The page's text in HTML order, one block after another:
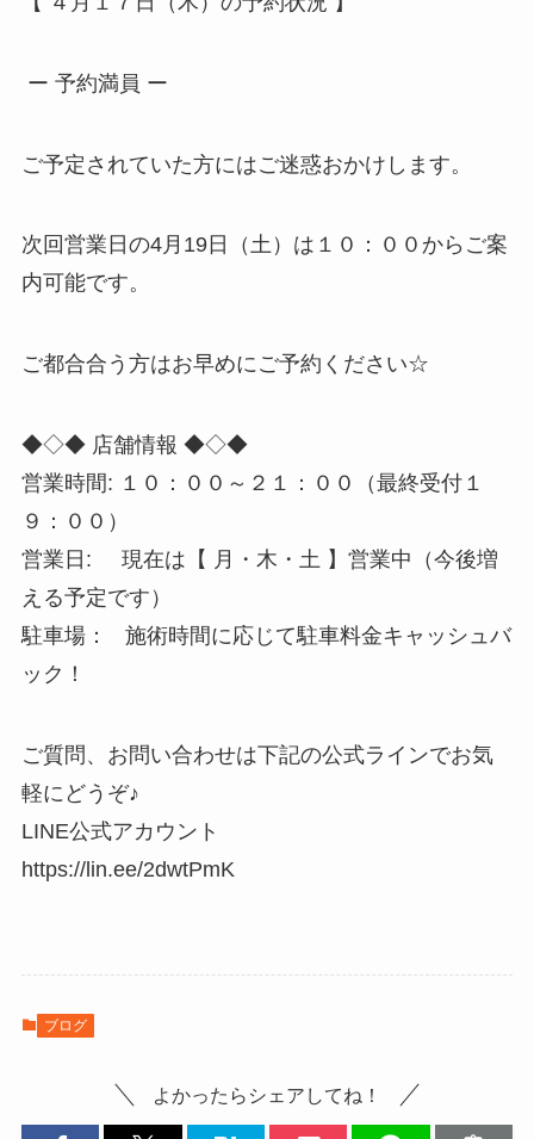
ー 予約満員 ー
ご予定されていた方にはご迷惑おかけします。
次回営業日の4月19日（土）は１０：００からご案
内可能です。
ご都合合う方はお早めにご予約ください☆
◆◇◆ 店舗情報 ◆◇◆
営業時間: １０：００～２１：００（最終受付１
９：００）
営業日: 現在は【 月・木・土 】営業中（今後増
える予定です）
駐車場： 施術時間に応じて駐車料金キャッシュバ
ック！
ご質問、お問い合わせは下記の公式ラインでお気
軽にどうぞ♪
LINE公式アカウント
https://lin.ee/2dwtPmK
ブログ
よかったらシェアしてね！